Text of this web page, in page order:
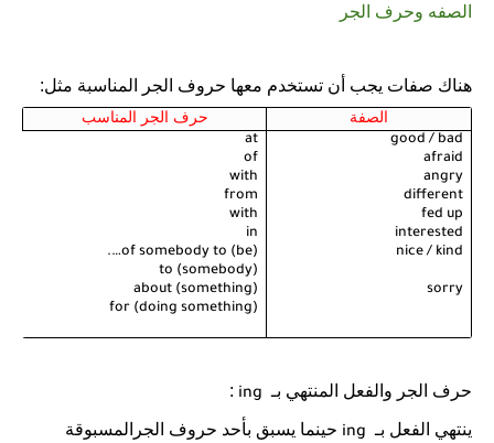
الصفه وحرف الجر
هناك صفات يجب أن تستخدم معها حروف الجر المناسبة مثل:
الصفة حرف الجر المناسب
good / bad
afraid
angry
different
fed up
interested
nice / kind
sorry
at
of
with
from
with
in
of somebody to (be)….
to (somebody)
about (something)
for (doing something)
حرف الجر والفعل المنتهي بـ ing
:
ينتهي الفعل بـ ing حينما يسبق بأحد حروف الجرالمسبوقة